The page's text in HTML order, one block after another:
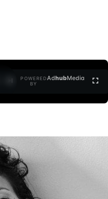
POWERED
BY
AdhubMedia